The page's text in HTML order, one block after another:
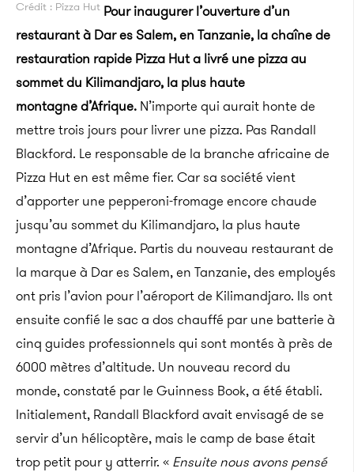
Crédit : Pizza Hut Pour inaugurer l’ouverture d’un
restaurant à Dar es Salem, en Tanzanie, la chaîne de
restauration rapide Pizza Hut a livré une pizza au
sommet du Kilimandjaro, la plus haute
montagne d’Afrique. N’importe qui aurait honte de
mettre trois jours pour livrer une pizza. Pas Randall
Blackford. Le responsable de la branche africaine de
Pizza Hut en est même fier. Car sa société vient
d’apporter une pepperoni-fromage encore chaude
jusqu’au sommet du Kilimandjaro, la plus haute
montagne d’Afrique. Partis du nouveau restaurant de
la marque à Dar es Salem, en Tanzanie, des employés
ont pris l’avion pour l’aéroport de Kilimandjaro. Ils ont
ensuite confié le sac a dos chauffé par une batterie à
cinq guides professionnels qui sont montés à près de
6000 mètres d’altitude. Un nouveau record du
monde, constaté par le Guinness Book, a été établi.
Initialement, Randall Blackford avait envisagé de se
servir d’un hélicoptère, mais le camp de base était
trop petit pour y atterrir. « Ensuite nous avons pensé